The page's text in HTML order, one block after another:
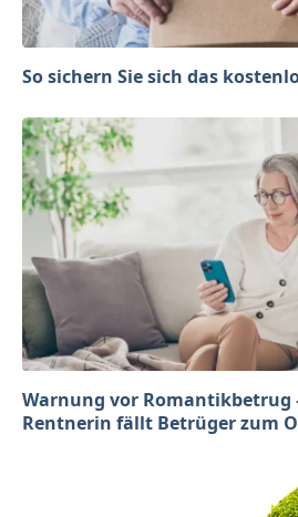
So sichern Sie sich das
Warnung vor Romantikbetrug
Rentnerin fällt Betrüger zum